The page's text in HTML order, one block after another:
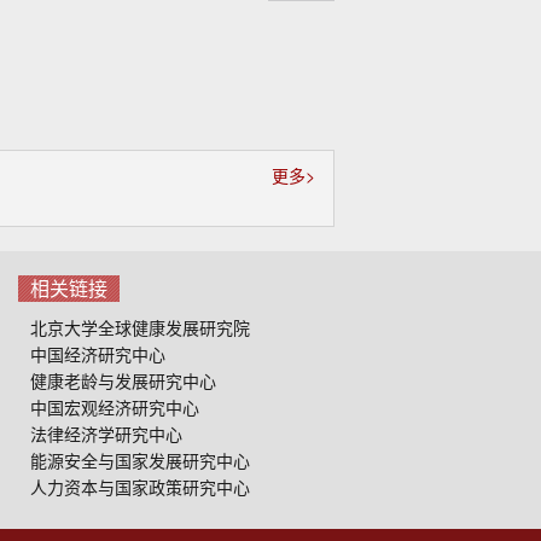
起
更多>
相关链接
北京大学全球健康发展研究院
中国经济研究中心
健康老龄与发展研究中心
中国宏观经济研究中心
法律经济学研究中心
能源安全与国家发展研究中心
人力资本与国家政策研究中心